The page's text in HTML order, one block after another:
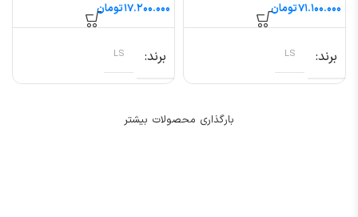
تومان
برند LS
تومان
برند LS
بارگذاری محصولات بیشتر